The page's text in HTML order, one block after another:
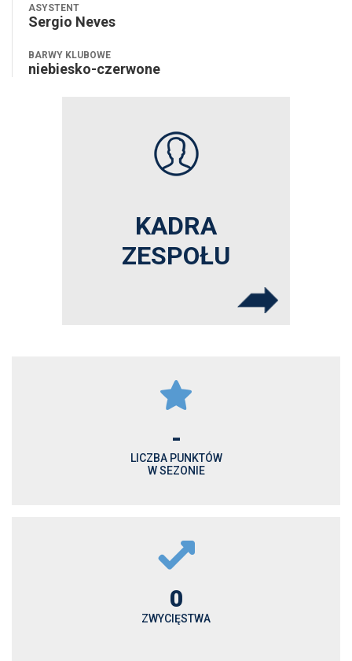
ASYSTENT
Sergio Neves
BARWY KLUBOWE
niebiesko-czerwone
KADRA
ZESPOŁU
-
LICZBA PUNKTÓW
W SEZONIE
0
ZWYCIĘSTWA